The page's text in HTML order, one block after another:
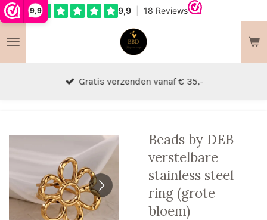
9,9
Ga
naar
de
Gratis verzenden vanaf € 35,-
Beads by DEB
verstelbare
stainless steel
ring (grote
bloem)